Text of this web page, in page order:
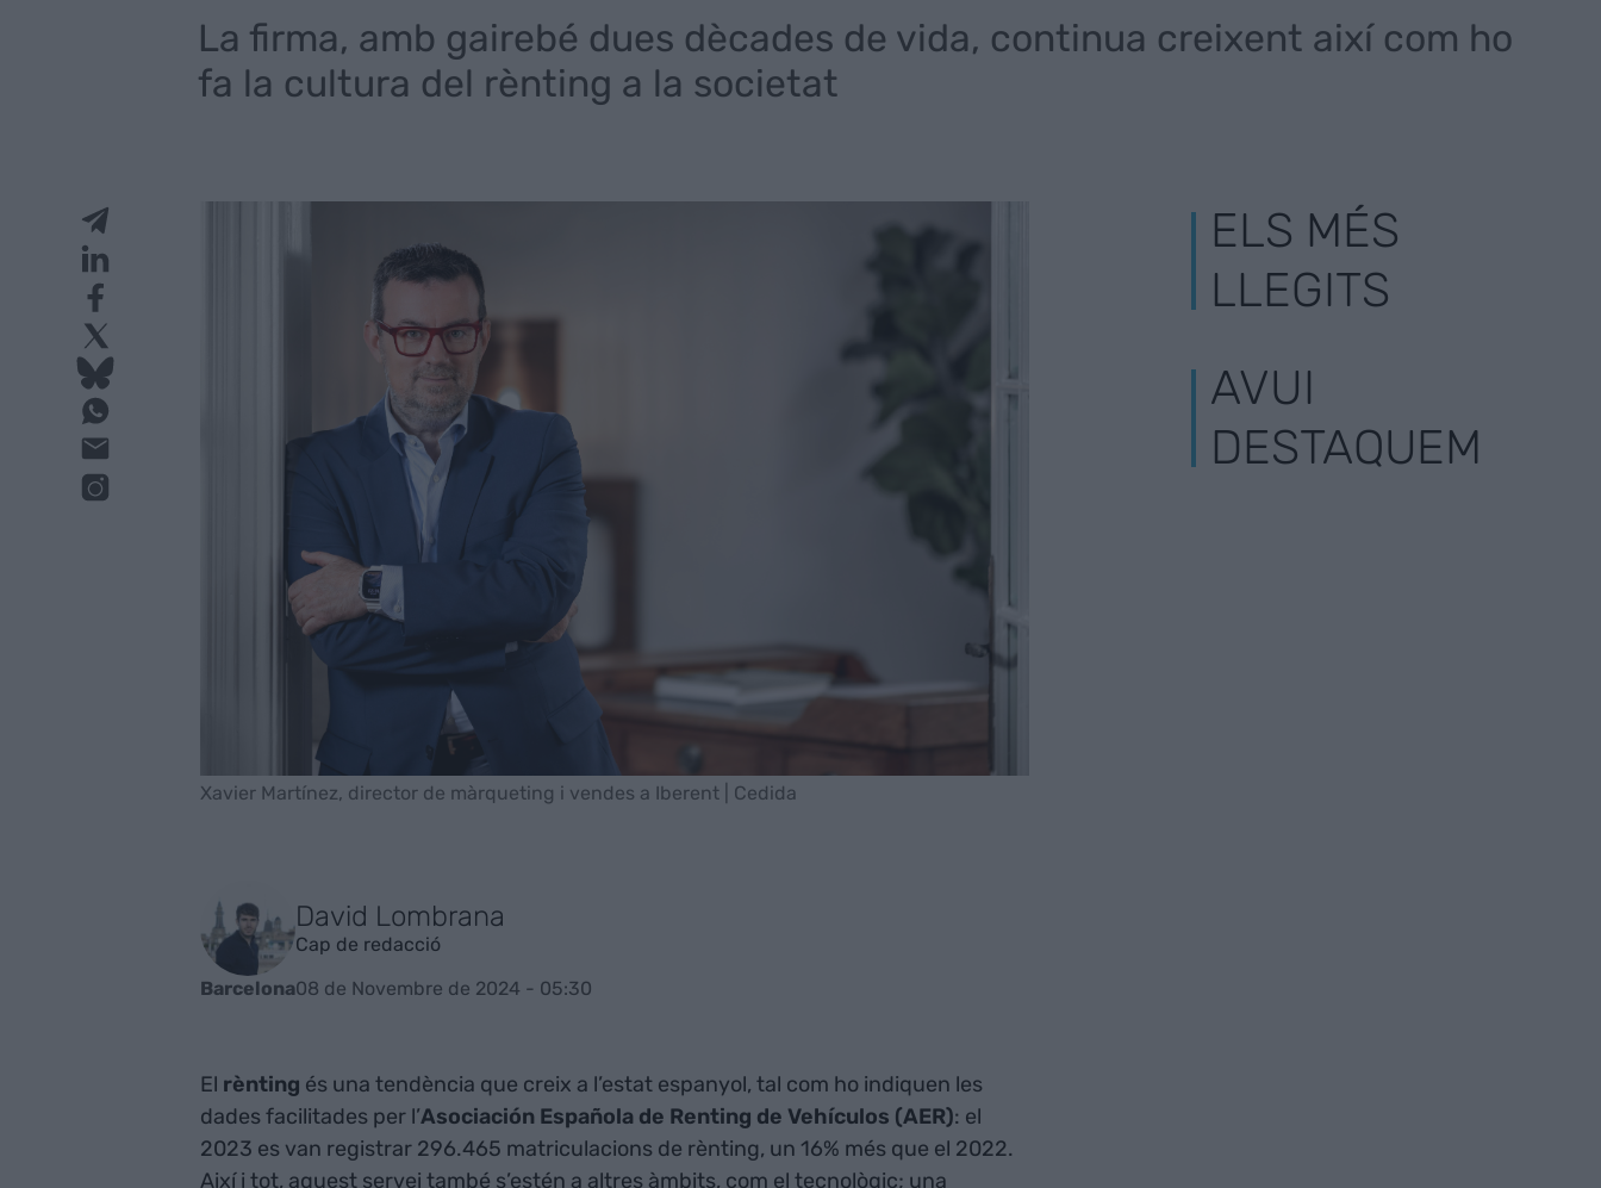
La firma, amb gairebé dues dècades de vida, continua creixent així com ho
fa la cultura del rènting a la societat
Xavier Martínez, director de màrqueting i vendes a Iberent | Cedida
David Lombrana
Cap de redacció
Barcelona08 de Novembre de 2024 - 05:30
El rènting és una tendència que creix a l’estat espanyol, tal com ho indiquen les
dades facilitades per l’Asociación Española de Renting de Vehículos (AER): el
2023 es van registrar 296.465 matriculacions de rènting, un 16% més que el 2022.
Així i tot, aquest servei també s’estén a altres àmbits, com el tecnològic; una
ELS MÉS
LLEGITS
AVUI
DESTAQUEM